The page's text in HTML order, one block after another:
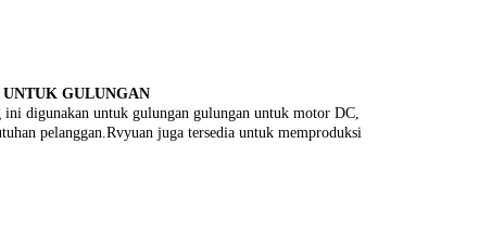
GULUNGAN
ini digunakan untuk gulungan gulungan untuk motor DC,
pelanggan.Rvyuan juga tersedia untuk memproduksi